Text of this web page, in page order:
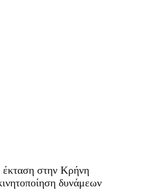
έκταση στην Κρήνη
δυνάμεων